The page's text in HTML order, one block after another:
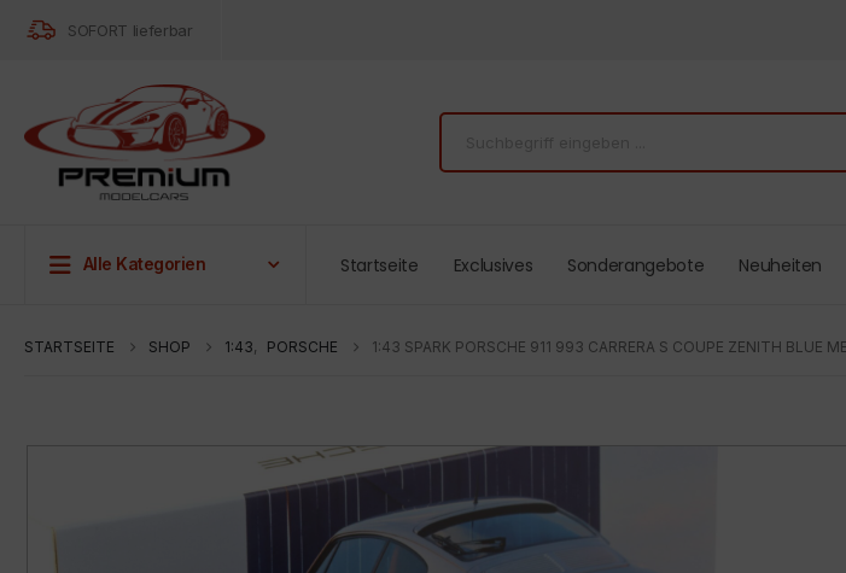
SOFORT lieferbar
Alle Kategorien Startseite Exclusives Sonderangebote Neuheiten
STARTSEITE SHOP 1:43, PORSCHE 1:43 SPARK PORSCHE 911 993 CARRERA S COUPE ZENITH BLUE